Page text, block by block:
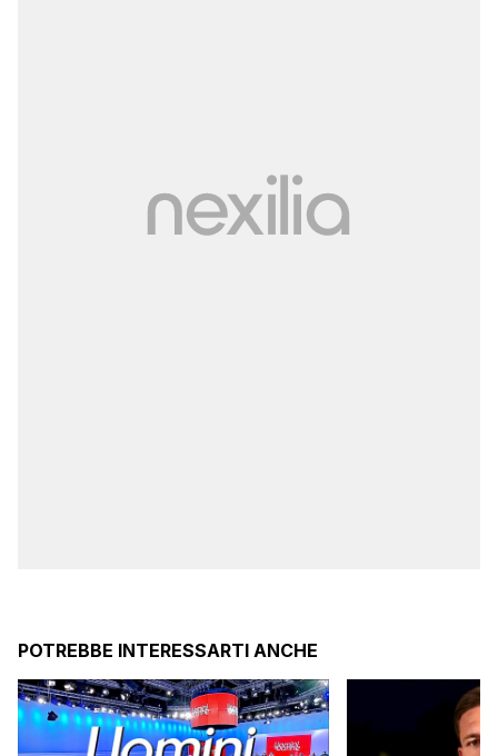
POTREBBE INTERESSARTI ANCHE